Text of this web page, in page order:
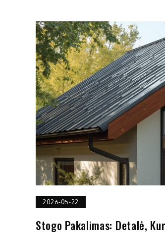
2026-05-22
Stogo Pakalimas: Detalė,